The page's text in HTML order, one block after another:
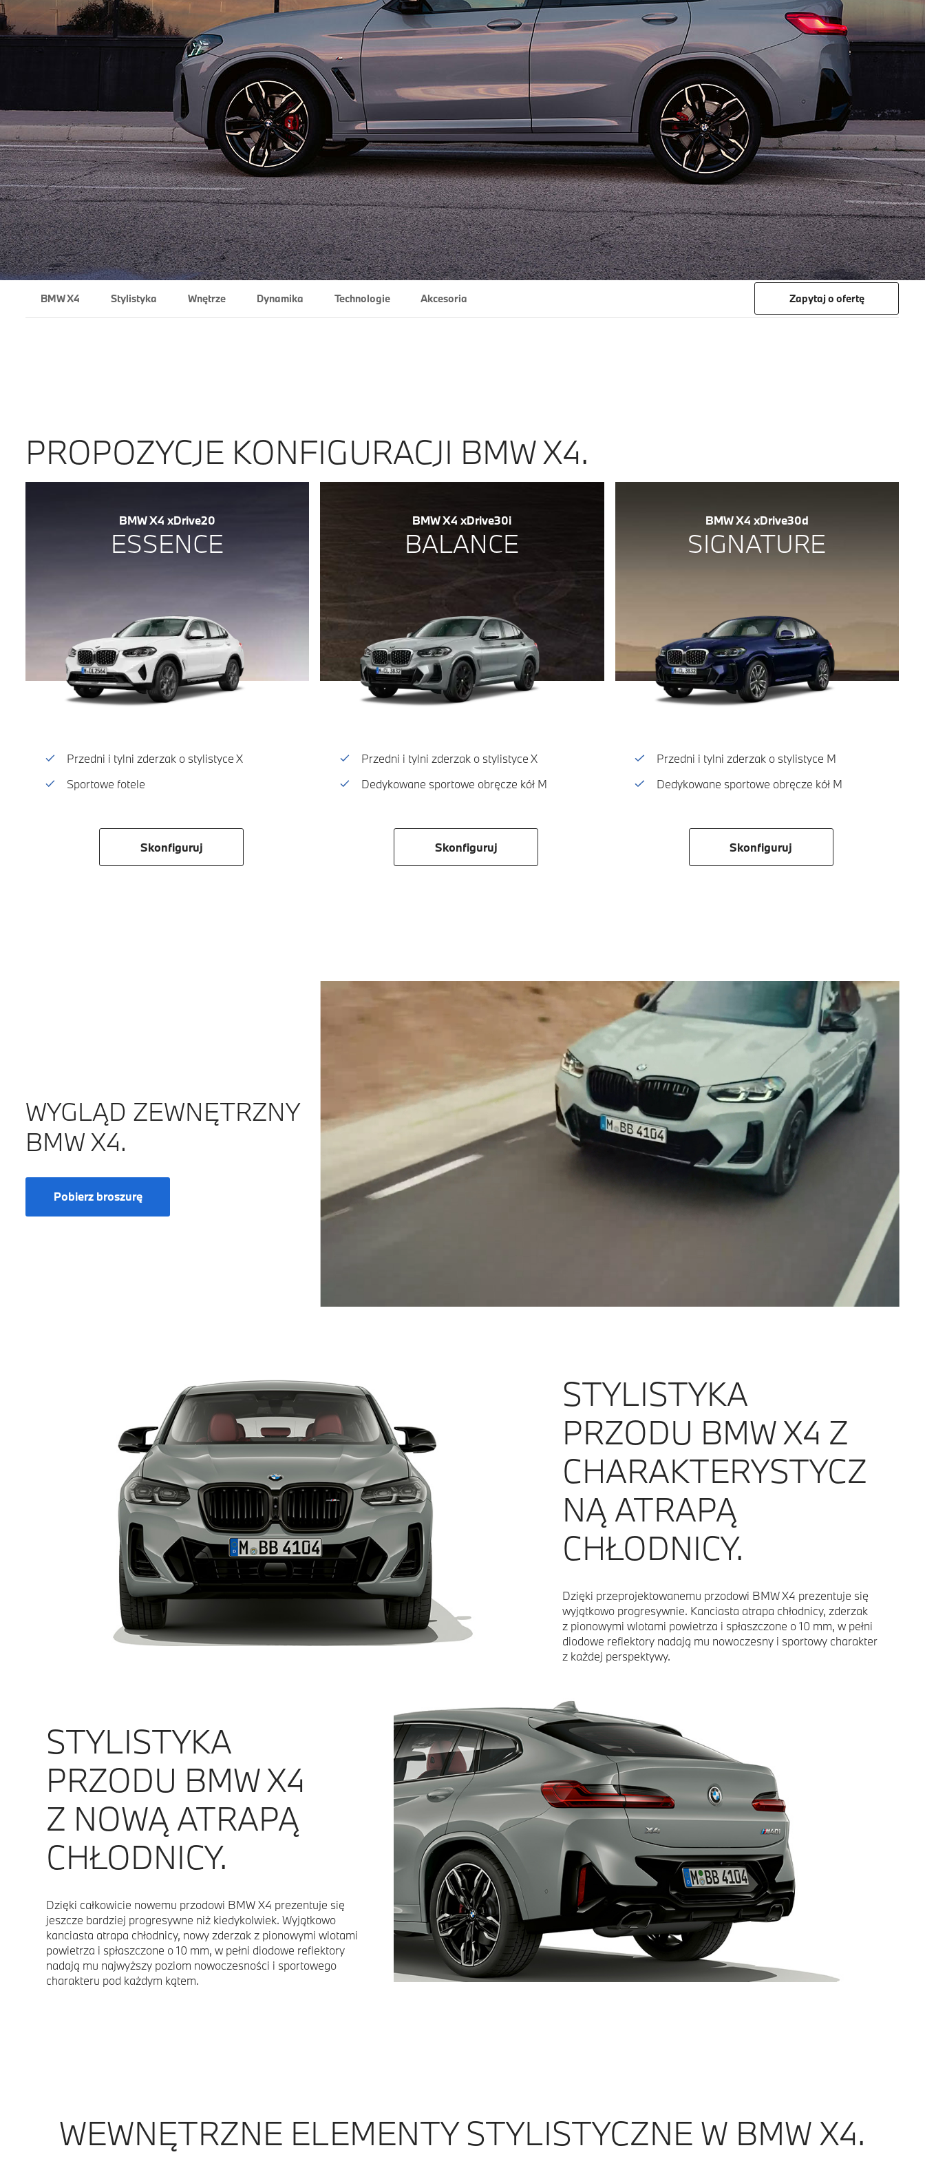
Zapytaj o ofertę
BMW X4 Stylistyka Wnętrze Dynamika Technologie Akcesoria
PROPOZYCJE KONFIGURACJI BMW X4.
BMW X4 xDrive20
ESSENCE
Przedni i tylni zderzak o stylistyce X
Sportowe fotele
Skonfiguruj
BMW X4 xDrive30i
BALANCE
Przedni i tylni zderzak o stylistyce X
Dedykowane sportowe obręcze kół M
Skonfiguruj
BMW X4 xDrive30d
SIGNATURE
Przedni i tylni zderzak o stylistyce M
Dedykowane sportowe obręcze kół M
Skonfiguruj
WYGLĄD ZEWNĘTRZNY
BMW X4.
Pobierz broszurę
STYLISTYKA
PRZODU BMW X4 Z
CHARAKTERYSTYCZ
NĄ ATRAPĄ
CHŁODNICY.
Dzięki przeprojektowanemu przodowi BMW X4 prezentuje się
wyjątkowo progresywnie. Kanciasta atrapa chłodnicy, zderzak
z pionowymi wlotami powietrza i spłaszczone o 10 mm, w pełni
diodowe reflektory nadają mu nowoczesny i sportowy charakter
z każdej perspektywy.
STYLISTYKA
PRZODU BMW X4
Z NOWĄ ATRAPĄ
CHŁODNICY.
Dzięki całkowicie nowemu przodowi BMW X4 prezentuje się
jeszcze bardziej progresywne niż kiedykolwiek. Wyjątkowo
kanciasta atrapa chłodnicy, nowy zderzak z pionowymi wlotami
powietrza i spłaszczone o 10 mm, w pełni diodowe reflektory
nadają mu najwyższy poziom nowoczesności i sportowego
charakteru pod każdym kątem.
WEWNĘTRZNE ELEMENTY STYLISTYCZNE W BMW X4.